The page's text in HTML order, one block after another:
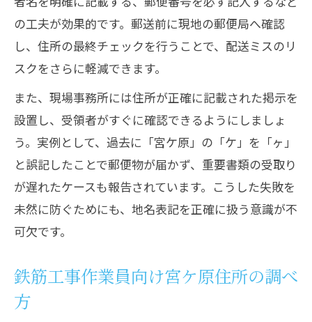
の工夫が効果的です。郵送前に現地の郵便局へ確認
し、住所の最終チェックを行うことで、配送ミスのリ
スクをさらに軽減できます。
また、現場事務所には住所が正確に記載された掲示を
設置し、受領者がすぐに確認できるようにしましょ
う。実例として、過去に「宮ケ原」の「ケ」を「ヶ」
と誤記したことで郵便物が届かず、重要書類の受取り
が遅れたケースも報告されています。こうした失敗を
未然に防ぐためにも、地名表記を正確に扱う意識が不
可欠です。
鉄筋工事作業員向け宮ケ原住所の調べ
方